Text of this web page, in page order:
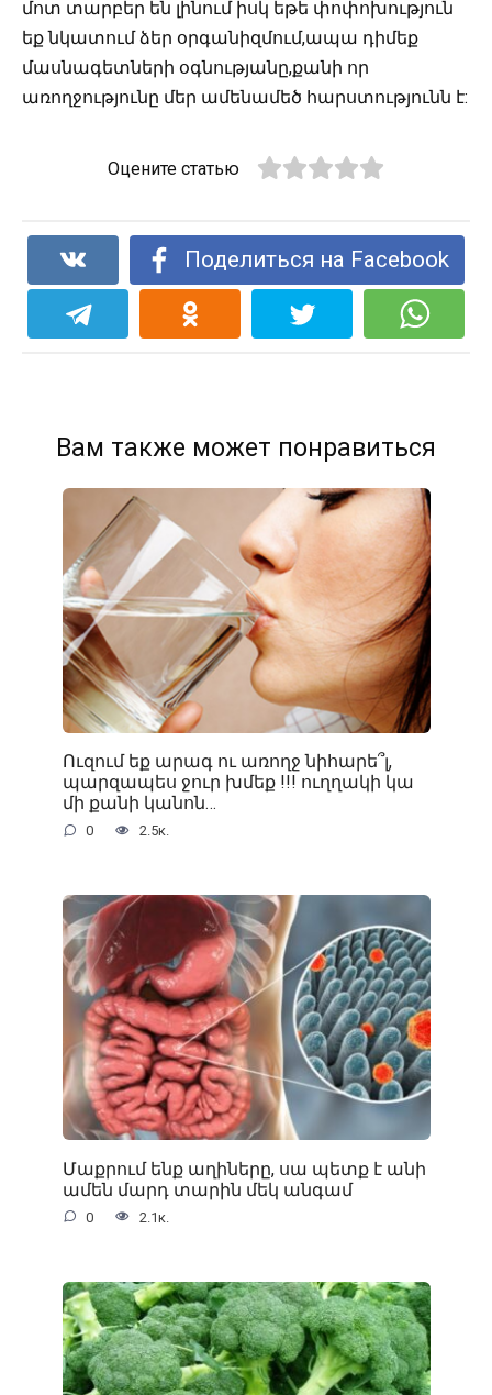
մոտ տարբեր են լինում իսկ եթե փոփոխություն
եք նկատում ձեր օրգանիզմում,ապա դիմեք
մասնագետների օգնությանը,քանի որ
առողջությունը մեր ամենամեծ հարստությունն է:
Оцените статью
Поделиться на Facebook
Вам также может понравиться
Ուզում եք արագ ու առողջ նիհարե՞լ,
պարզապես ջուր խմեք !!! ուղղակի կա
մի քանի կանոն…
0 2.5к.
Մաքրում ենք աղիները, սա պետք է անի
ամեն մարդ տարին մեկ անգամ
0 2.1к.